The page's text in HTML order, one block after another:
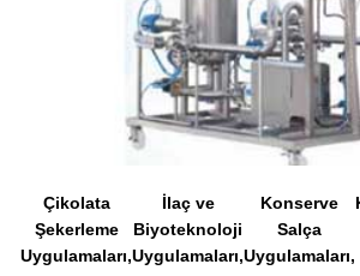
Çikolata
Şekerleme
Uygulamaları
İlaç ve
Biyoteknoloji
Uygulamaları
Konserve
Salça
Uygulamaları